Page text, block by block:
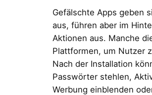
Gefälschte Apps geben
aus, führen aber im
Aktionen aus. Manche
Plattformen, um Nutzer
Nach der Installation
Passwörter stehlen,
Werbung einblenden